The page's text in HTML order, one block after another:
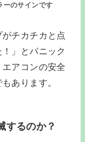
ーのサインです
チカチカと点
」とパニック
アコンの安全
あります。
するのか？